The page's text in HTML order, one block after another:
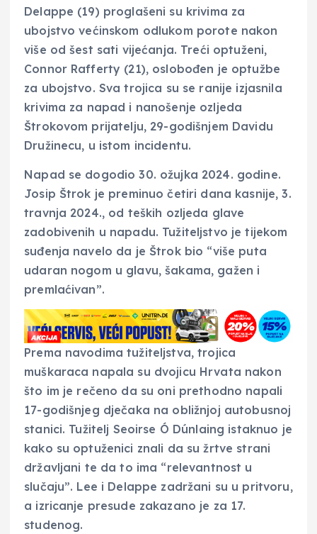
Delappe (19) proglašeni su krivima za
ubojstvo većinskom odlukom porote nakon
više od šest sati vijećanja. Treći optuženi,
Connor Rafferty (21), oslobođen je optužbe
za ubojstvo. Sva trojica su se ranije izjasnila
krivima za napad i nanošenje ozljeda
Štrokovom prijatelju, 29-godišnjem Davidu
Družinecu, u istom incidentu.
Napad se dogodio 30. ožujka 2024. godine.
Josip Štrok je preminuo četiri dana kasnije, 3.
travnja 2024., od teških ozljeda glave
zadobivenih u napadu. Tužiteljstvo je tijekom
suđenja navelo da je Štrok bio “više puta
udaran nogom u glavu, šakama, gažen i
premlaćivan”.
Prema navodima tužiteljstva, trojica
muškaraca napala su dvojicu Hrvata nakon
što im je rečeno da su oni prethodno napali
17-godišnjeg dječaka na obližnjoj autobusnoj
stanici. Tužitelj Seoirse Ó Dúnlaing istaknuo je
kako su optuženici znali da su žrtve strani
državljani te da to ima “relevantnost u
slučaju”. Lee i Delappe zadržani su u pritvoru,
a izricanje presude zakazano je za 17.
studenog.